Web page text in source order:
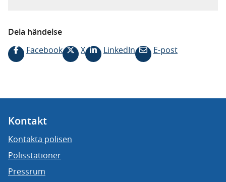
Dela händelse
Facebook
X LinkedIn E-post
Kontakt
Kontakta polisen
Polisstationer
Pressrum